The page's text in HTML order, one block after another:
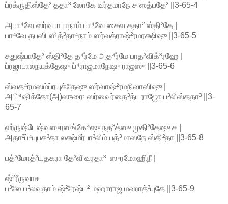
ப்ரக்ருதிஸ்தே² ததா³ லோகே வர்தமாநே ச ஸத்பதே² ||3-65-4
அபா⁴வே ஸர்வபாபாநாம் பா⁴வே சைவ ததா² ஸ்தி²தே |
பா⁴வே தபஸி ஸித்³தா⁴நாம் ஸர்வத்ராஷ்²ரமரக்ஷிஷு ||3-65-5
சதுஷ்பாதே³ ஸ்தி²தே த⁴ர்மே அத⁴ர்மே பாத³விக்³ரஹே |
ப்ரஜாபாலநயுக்தேஷு ப்⁴ராஜமாநேஷு ராஜஸு ||3-65-6
ஸ்வத⁴ர்மஸம்ப்ரயுக்தேஷு ஸர்வாஷ்²ரமநிவாஸிஷு |
அபி⁴ஷிக்தோ(அ)ஸுரை꞉ ஸர்வைர்தை³த்யராஜோ ப³லிஸ்ததா³ ||3-
65-7
ஹ்ருஷ்டேஷ்வஸுரஸங்கே⁴ஷு நத³த்ஸு முதி³தேஷு ச |
அதா²ப்⁴யுபக³தா லக்ஷ்மீர்பா³லிம் பத்³மாஸநே ஸ்தி²தா ||3-65-8
பத்³மோத்³யதகரா தே³வீ வரதா³ ஸுரமோஹிநீ |
ஷ்²ரீருவாச
ப³லே ப³லவதாம் ஷ்²ரேஷ்ட² மஹாராஜ மஹாத்³யுதே ||3-65-9